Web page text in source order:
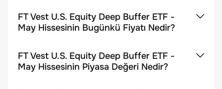
FT Vest U.S. Equity Deep Buffer ETF -
May Hissesinin Bugünkü Fiyatı Nedir?
FT Vest U.S. Equity Deep Buffer ETF -
May Hissesinin Piyasa Değeri Nedir?